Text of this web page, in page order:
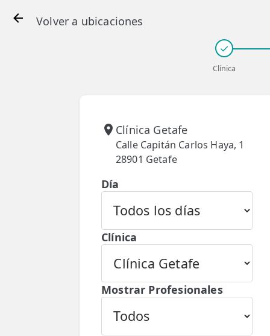
🤔 Preguntas Frecuentes
👩‍⚕️ Fisioterapeutas
Volver a ubicaciones
✓
Clínica
Clínica Getafe
Calle Capitán Carlos Haya, 1
28901 Getafe
Día
Clínica
Mostrar Profesionales